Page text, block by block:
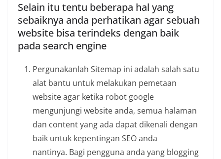
Selain itu tentu beberapa hal yang
sebaiknya anda perhatikan agar sebuah
website bisa terindeks dengan baik
pada search engine
Pergunakanlah Sitemap ini adalah salah satu
alat bantu untuk melakukan pemetaan
website agar ketika robot google
mengunjungi website anda, semua halaman
dan content yang ada dapat dikenali dengan
baik untuk kepentingan SEO anda
nantinya. Bagi pengguna anda yang blogging